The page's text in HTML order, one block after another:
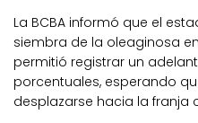
La BCBA informó que el
siembra de la oleaginosa
permitió registrar un
porcentuales, esperando
desplazarse hacia la franja